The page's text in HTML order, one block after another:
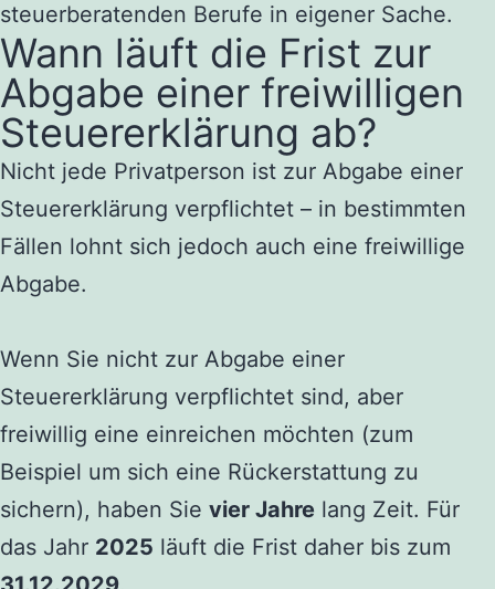
steuerberatenden Berufe in eigener Sache.
Wann läuft die Frist zur
Abgabe einer freiwilligen
Steuererklärung ab?
Nicht jede Privatperson ist zur Abgabe einer
Steuererklärung verpflichtet – in bestimmten
Fällen lohnt sich jedoch auch eine freiwillige
Abgabe.
Wenn Sie nicht zur Abgabe einer
Steuererklärung verpflichtet sind, aber
freiwillig eine einreichen möchten (zum
Beispiel um sich eine Rückerstattung zu
sichern), haben Sie vier Jahre lang Zeit. Für
das Jahr 2025 läuft die Frist daher bis zum